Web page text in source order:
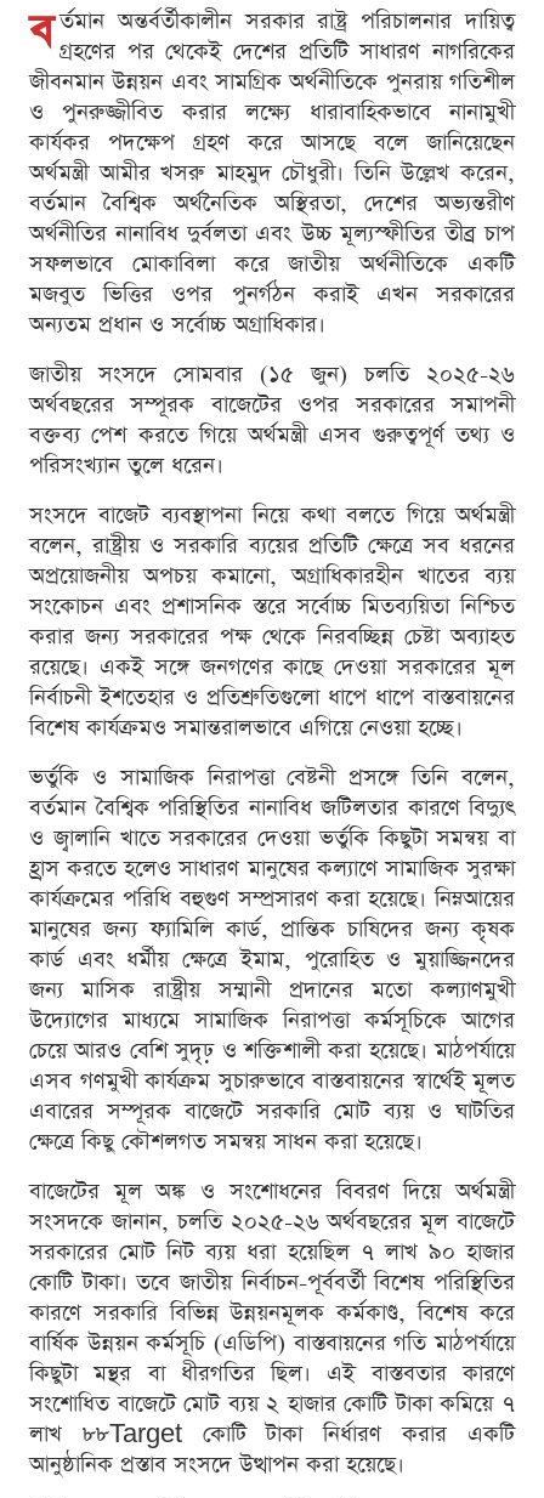
ব র্তমান অন্তর্বর্তীকালীন সরকার রাষ্ট্র পরিচালনার দায়িত্ব
গ্রহণের পর থেকেই দেশের প্রতিটি সাধারণ নাগরিকের
জীবনমান উন্নয়ন এবং সামগ্রিক অর্থনীতিকে পুনরায় গতিশীল
ও পুনরুজ্জীবিত করার লক্ষ্যে ধারাবাহিকভাবে নানামুখী
কার্যকর পদক্ষেপ গ্রহণ করে আসছে বলে জানিয়েছেন
অর্থমন্ত্রী আমীর খসরু মাহমুদ চৌধুরী। তিনি উল্লেখ করেন,
বর্তমান বৈশ্বিক অর্থনৈতিক অস্থিরতা, দেশের অভ্যন্তরীণ
অর্থনীতির নানাবিধ দুর্বলতা এবং উচ্চ মূল্যস্ফীতির তীব্র চাপ
সফলভাবে মোকাবিলা করে জাতীয় অর্থনীতিকে একটি
মজবুত ভিত্তির ওপর পুনর্গঠন করাই এখন সরকারের
অন্যতম প্রধান ও সর্বোচ্চ অগ্রাধিকার।
জাতীয় সংসদে সোমবার (১৫ জুন) চলতি ২০২৫-২৬
অর্থবছরের সম্পূরক বাজেটের ওপর সরকারের সমাপনী
বক্তব্য পেশ করতে গিয়ে অর্থমন্ত্রী এসব গুরুত্বপূর্ণ তথ্য ও
পরিসংখ্যান তুলে ধরেন।
সংসদে বাজেট ব্যবস্থাপনা নিয়ে কথা বলতে গিয়ে অর্থমন্ত্রী
বলেন, রাষ্ট্রীয় ও সরকারি ব্যয়ের প্রতিটি ক্ষেত্রে সব ধরনের
অপ্রয়োজনীয় অপচয় কমানো, অগ্রাধিকারহীন খাতের ব্যয়
সংকোচন এবং প্রশাসনিক স্তরে সর্বোচ্চ মিতব্যয়িতা নিশ্চিত
করার জন্য সরকারের পক্ষ থেকে নিরবচ্ছিন্ন চেষ্টা অব্যাহত
রয়েছে। একই সঙ্গে জনগণের কাছে দেওয়া সরকারের মূল
নির্বাচনী ইশতেহার ও প্রতিশ্রুতিগুলো ধাপে ধাপে বাস্তবায়নের
বিশেষ কার্যক্রমও সমান্তরালভাবে এগিয়ে নেওয়া হচ্ছে।
ভর্তুকি ও সামাজিক নিরাপত্তা বেষ্টনী প্রসঙ্গে তিনি বলেন,
বর্তমান বৈশ্বিক পরিস্থিতির নানাবিধ জটিলতার কারণে বিদ্যুৎ
ও জ্বালানি খাতে সরকারের দেওয়া ভর্তুকি কিছুটা সমন্বয় বা
হ্রাস করতে হলেও সাধারণ মানুষের কল্যাণে সামাজিক সুরক্ষা
কার্যক্রমের পরিধি বহুগুণ সম্প্রসারণ করা হয়েছে। নিম্নআয়ের
মানুষের জন্য ফ্যামিলি কার্ড, প্রান্তিক চাষিদের জন্য কৃষক
কার্ড এবং ধর্মীয় ক্ষেত্রে ইমাম, পুরোহিত ও মুয়াজ্জিনদের
জন্য মাসিক রাষ্ট্রীয় সম্মানী প্রদানের মতো কল্যাণমুখী
উদ্যোগের মাধ্যমে সামাজিক নিরাপত্তা কর্মসূচিকে আগের
চেয়ে আরও বেশি সুদৃঢ় ও শক্তিশালী করা হয়েছে। মাঠপর্যায়ে
এসব গণমুখী কার্যক্রম সুচারুভাবে বাস্তবায়নের স্বার্থেই মূলত
এবারের সম্পূরক বাজেটে সরকারি মোট ব্যয় ও ঘাটতির
ক্ষেত্রে কিছু কৌশলগত সমন্বয় সাধন করা হয়েছে।
বাজেটের মূল অঙ্ক ও সংশোধনের বিবরণ দিয়ে অর্থমন্ত্রী
সংসদকে জানান, চলতি ২০২৫-২৬ অর্থবছরের মূল বাজেটে
সরকারের মোট নিট ব্যয় ধরা হয়েছিল ৭ লাখ ৯০ হাজার
কোটি টাকা। তবে জাতীয় নির্বাচন-পূর্ববর্তী বিশেষ পরিস্থিতির
কারণে সরকারি বিভিন্ন উন্নয়নমূলক কর্মকাণ্ড, বিশেষ করে
বার্ষিক উন্নয়ন কর্মসূচি (এডিপি) বাস্তবায়নের গতি মাঠপর্যায়ে
কিছুটা মন্থর বা ধীরগতির ছিল। এই বাস্তবতার কারণে
সংশোধিত বাজেটে মোট ব্যয় ২ হাজার কোটি টাকা কমিয়ে ৭
লাখ ৮৮Target কোটি টাকা নির্ধারণ করার একটি
আনুষ্ঠানিক প্রস্তাব সংসদে উত্থাপন করা হয়েছে।